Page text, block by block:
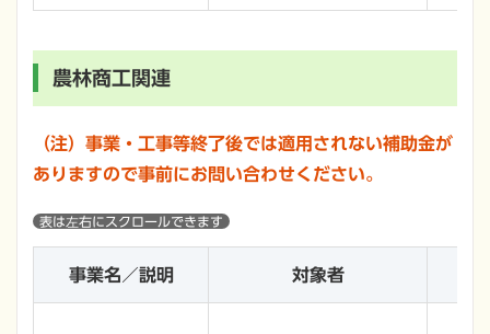
農林商工関連
（注）事業・工事等終了後では適用されない補助金が
ありますので事前にお問い合わせください。
事業名／説明 対象者